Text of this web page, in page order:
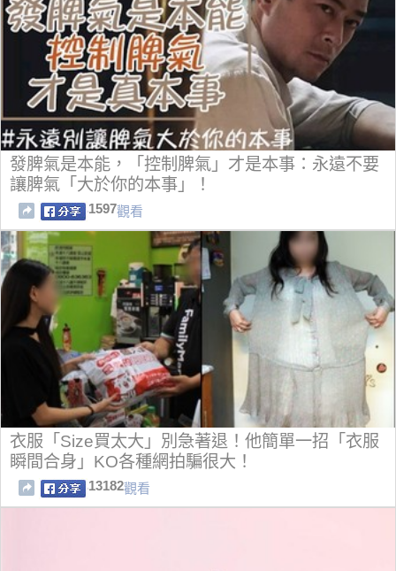
發脾氣是本能，「控制脾氣」才是本事：永遠不要
讓脾氣「大於你的本事」！
1597觀看
衣服「Size買太大」別急著退！他簡單一招「衣服
瞬間合身」KO各種網拍騙很大！
13182觀看